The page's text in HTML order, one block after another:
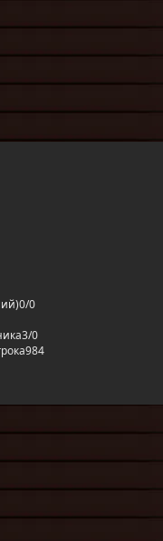
0/0
3/0
984